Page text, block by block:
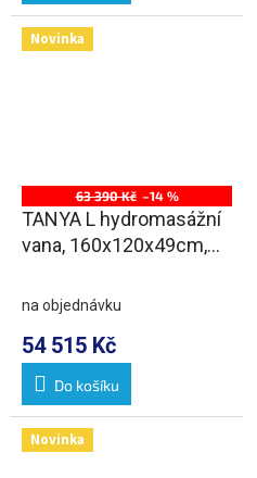
Novinka
63 390 Kč –14 %
TANYA L hydromasážní
vana, 160x120x49cm,
na objednávku
54 515 Kč
Do košíku
Novinka